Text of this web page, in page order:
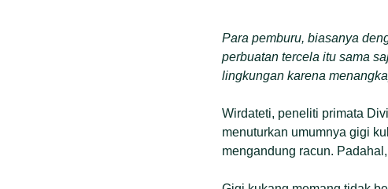
Para pemburu, biasanya
perbuatan tercela itu sama
lingkungan karena
Wirdateti, peneliti primata
menuturkan umumnya gigi
mengandung racun.